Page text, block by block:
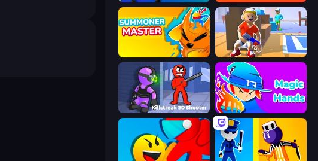
Summoner Master Blaster Pranks
Killstreak 3D Shooter Magic Hands